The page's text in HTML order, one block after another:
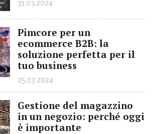
31.03.2024
Pimcore per un
ecommerce B2B: la
soluzione perfetta per il
tuo business
25.03.2024
Gestione del magazzino
in un negozio: perché oggi
è importante